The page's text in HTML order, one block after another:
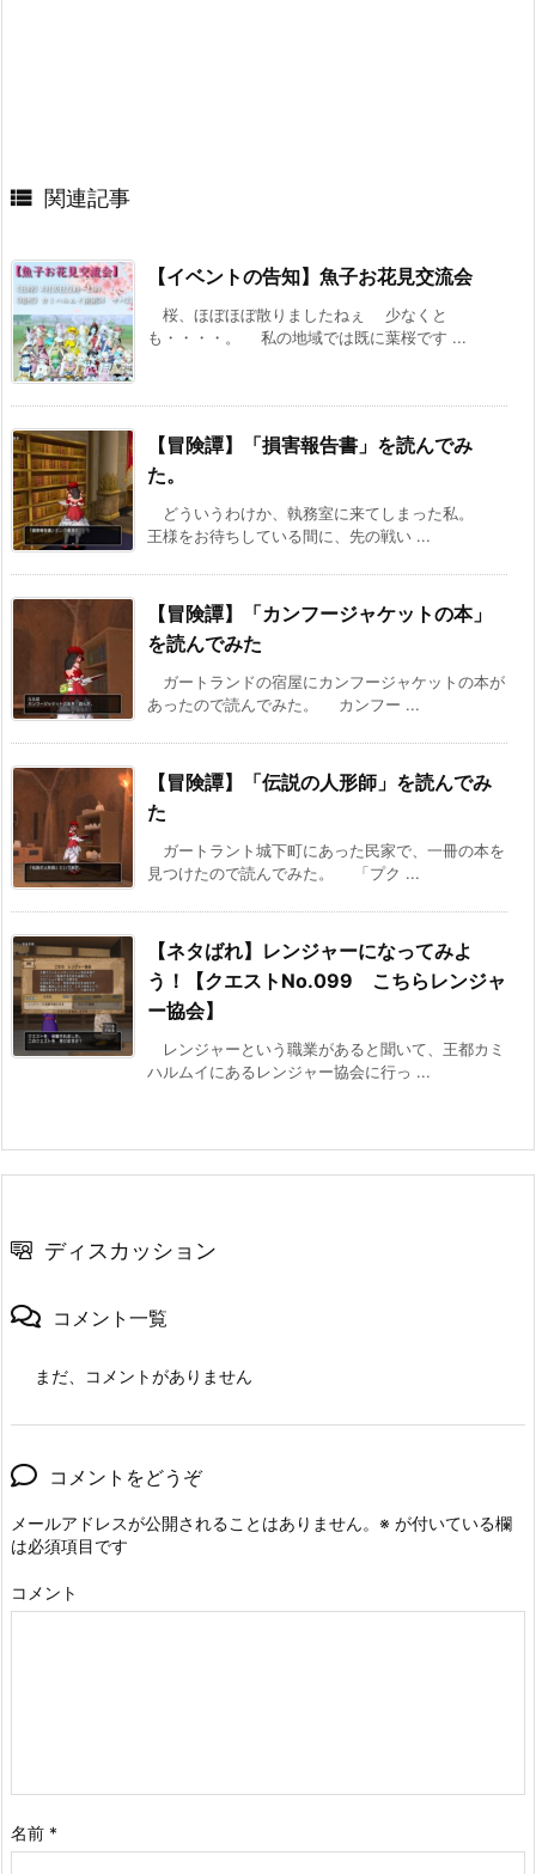
 関連記事
【イベントの告知】魚子お花見交流会
桜、ほぼほぼ散りましたねぇ 少なくと
も・・・・。 私の地域では既に葉桜です ...
【冒険譚】「損害報告書」を読んでみ
た。
どういうわけか、執務室に来てしまった私。
王様をお待ちしている間に、先の戦い ...
【冒険譚】「カンフージャケットの本」
を読んでみた
ガートランドの宿屋にカンフージャケットの本が
あったので読んでみた。 カンフー ...
【冒険譚】「伝説の人形師」を読んでみ
た
ガートラント城下町にあった民家で、一冊の本を
見つけたので読んでみた。 「プク ...
【ネタばれ】レンジャーになってみよ
う！【クエストNo.099 こちらレンジャ
ー協会】
レンジャーという職業があると聞いて、王都カミ
ハルムイにあるレンジャー協会に行っ ...
ディスカッション
コメント一覧
まだ、コメントがありません
コメントをどうぞ
メールアドレスが公開されることはありません。 ※ が付いている欄
は必須項目です
コメント
名前 *